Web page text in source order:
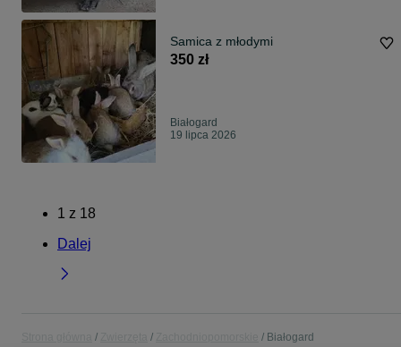
Samica z młodymi
350 zł
Białogard
19 lipca 2026
1 z 18
Dalej
Białogard